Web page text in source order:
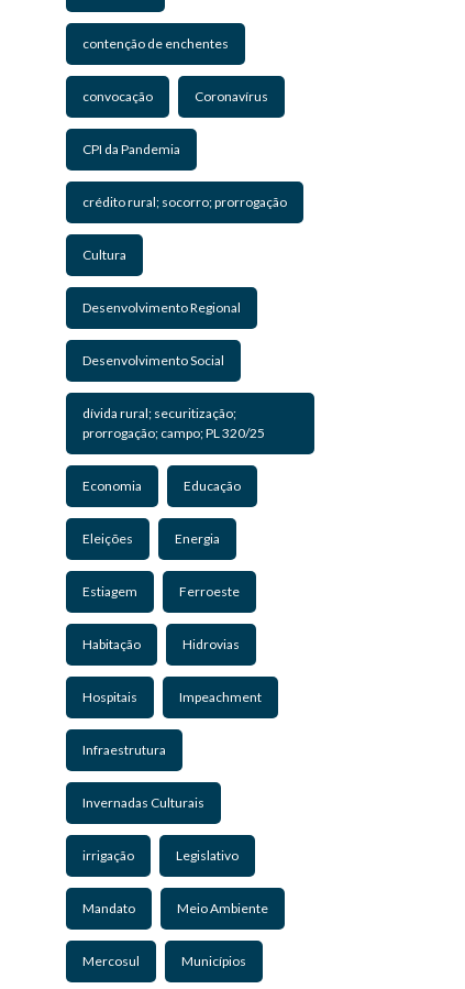
contenção de enchentes
convocação Coronavírus
CPI da Pandemia
crédito rural; socorro; prorrogação
Cultura
Desenvolvimento Regional
Desenvolvimento Social
dívida rural; securitização;
prorrogação; campo; PL 320/25
Economia Educação
Eleições Energia
Estiagem Ferroeste
Habitação Hidrovias
Hospitais Impeachment
Infraestrutura
Invernadas Culturais
irrigação Legislativo
Mandato Meio Ambiente
Mercosul Municípios